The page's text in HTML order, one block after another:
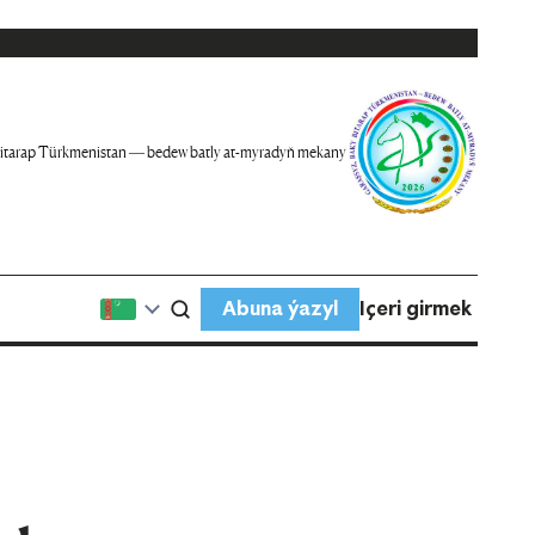
Türkmenistan — bedew batly at-myradyň mekany
Abuna ýazyl Içeri girmek